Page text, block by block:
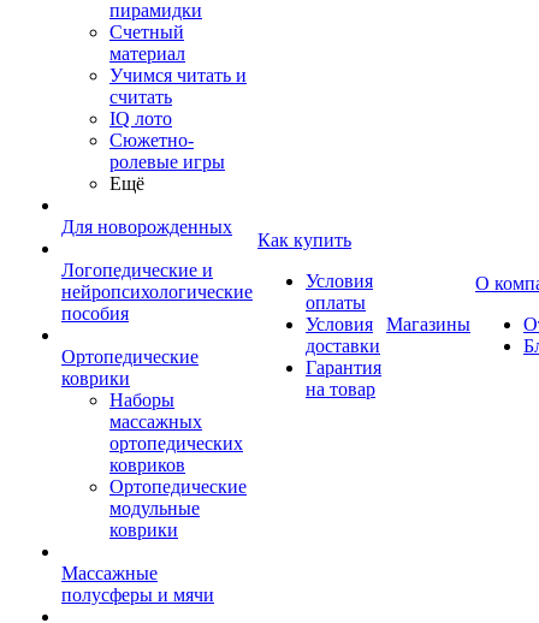
пирамидки
Счетный
материал
Учимся читать и
считать
IQ лото
Сюжетно-
ролевые игры
Ещё
Для новорожденных
Логопедические и
нейропсихологические
пособия
Ортопедические
коврики
Наборы
массажных
ортопедических
ковриков
Ортопедические
модульные
коврики
Массажные
полусферы и мячи
Как купить
Условия
оплаты
Условия
доставки
Гарантия
на товар
Магазины
О